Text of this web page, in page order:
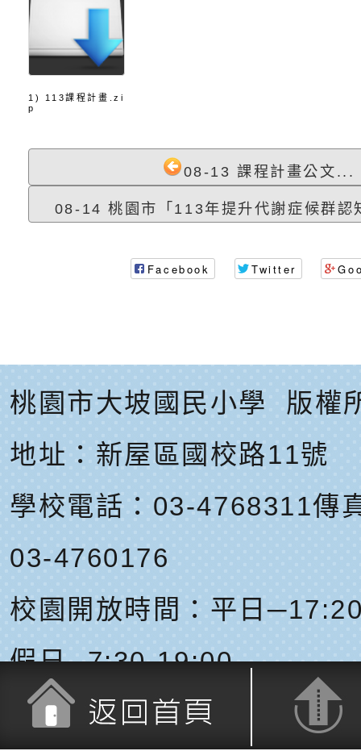
1) 113課程計畫.zi
p
08-13 課程計畫公文...
08-14 桃園市「113年提升代謝症候群認
Facebook Twitter
桃園市大坡國民小學
版權
地址： 新屋區國校路11號
學校電話：03-4768311傳
03-4760176
校園開放時間：平日
假日─7:30-19:00